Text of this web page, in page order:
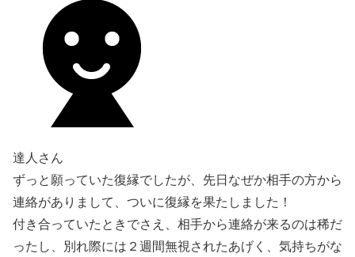
達人さん
ずっと願っていた復縁でしたが、先日なぜか相手の方から
連絡がありまして、ついに復縁を果たしました！
付き合っていたときでさえ、相手から連絡が来るのは稀だ
ったし、別れ際には２週間無視されたあげく、気持ちがな